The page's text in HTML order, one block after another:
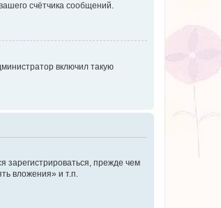
счётчика сообщений.
включил такую
прежде чем
вложения» и т.п.